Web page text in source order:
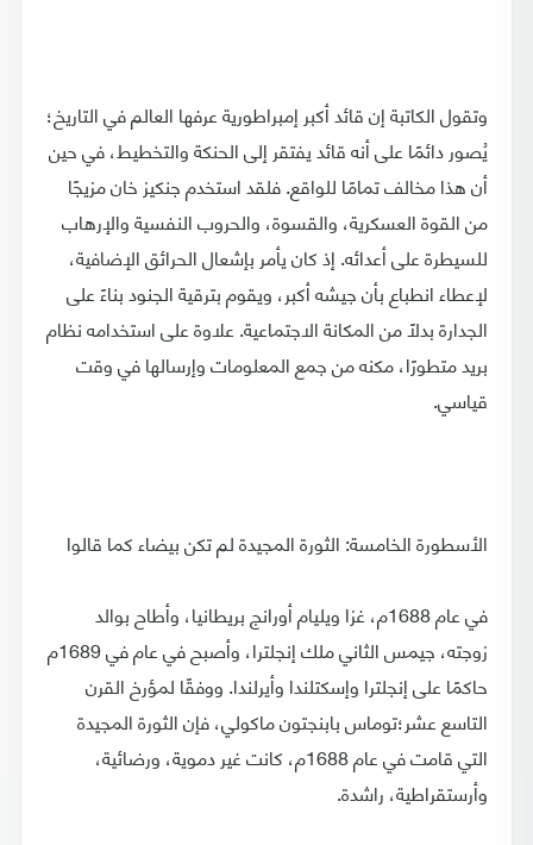
وتقول الكاتبة إن قائد أكبر إمبراطورية عرفها العالم في التاريخ؛
يُصور دائمًا على أنه قائد يفتقر إلى الحنكة والتخطيط، في حين
أن هذا مخالف تمامًا للواقع. فلقد استخدم جنكيز خان مزيجًا
من القوة العسكرية، والقسوة، والحروب النفسية والإرهاب
للسيطرة على أعدائه. إذ كان يأمر بإشعال الحرائق الإضافية،
لإعطاء انطباع بأن جيشه أكبر، ويقوم بترقية الجنود بناءً على
الجدارة بدلًا من المكانة الاجتماعية. علاوة على استخدامه نظام
بريد متطورًا، مكنه من جمع المعلومات وإرسالها في وقت
قياسي.
الأسطورة الخامسة: الثورة المجيدة لم تكن بيضاء كما قالوا
في عام 1688م، غزا ويليام أورانج بريطانيا، وأطاح بوالد
زوجته، جيمس الثاني ملك إنجلترا، وأصبح في عام في 1689م
حاكمًا على إنجلترا وإسكتلندا وأيرلندا. ووفقًا لمؤرخ القرن
التاسع عشر؛توماس بابنجتون ماكولي، فإن الثورة المجيدة
التي قامت في عام 1688م، كانت غير دموية، ورضائية،
وأرستقراطية، راشدة.